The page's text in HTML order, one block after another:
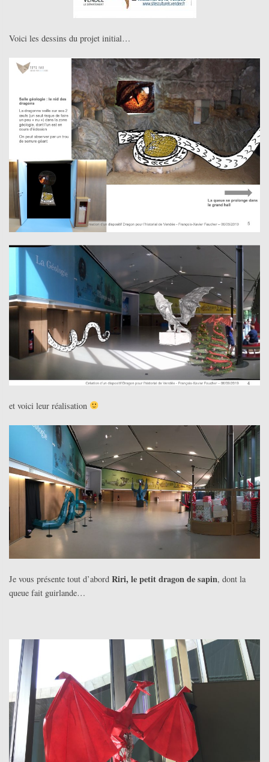
Voici les dessins du projet initial…
et voici leur réalisation
Je vous présente tout d’abord Riri, le petit dragon de sapin, dont la
queue fait guirlande…